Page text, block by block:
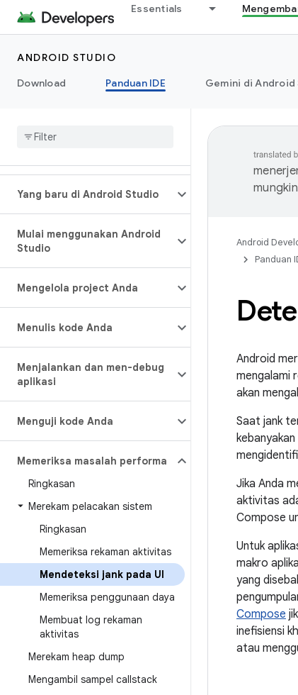
Essentials
ANDROID STUDIO
Download
Panduan IDE Gemini di Android
Yang baru di Android Studio
Mulai menggunakan Android
Studio
Mengelola project Anda
Menulis kode Anda
Menjalankan dan men-debug
aplikasi
Menguji kode Anda
Memeriksa masalah performa
Ringkasan
Merekam pelacakan sistem
Ringkasan
Memeriksa rekaman aktivitas
Mendeteksi jank pada UI
Memeriksa penggunaan daya
Membuat log rekaman
aktivitas
Merekam heap dump
Mengambil sampel callstack
Android
Panduan
Android
mengalami
akan
Saat jank
Jika Anda
aktivitas
Compose
Untuk
makro
yang
Compose
inefisiensi
atau